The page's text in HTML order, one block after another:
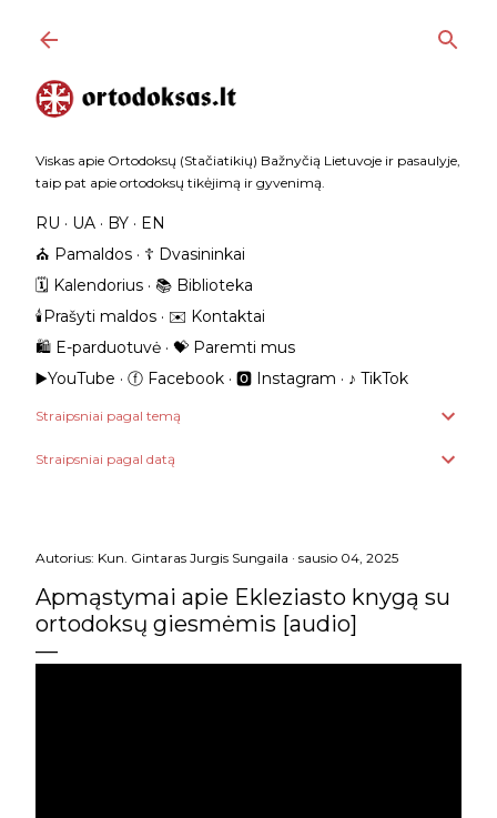
Praleisti ir pereiti prie pagrindinio turinio
Viskas apie Ortodoksų (Stačiatikių) Bažnyčią Lietuvoje ir pasaulyje,
taip pat apie ortodoksų tikėjimą ir gyvenimą.
RU UA BY
EN
⛪️ Pamaldos
☦️ Dvasininkai
🗓️ Kalendorius
📚 Biblioteka
🕯️Prašyti maldos
✉️ Kontaktai
🛍️ E-parduotuvė
💝 Paremti mus
▶️YouTube
ⓕ Facebook 🅾 Instagram ‎♪ TikTok
Straipsniai pagal temą
Straipsniai pagal datą
Autorius: Kun. Gintaras Jurgis Sungaila sausio 04, 2025
Apmąstymai apie Ekleziasto knygą su
ortodoksų giesmėmis [audio]